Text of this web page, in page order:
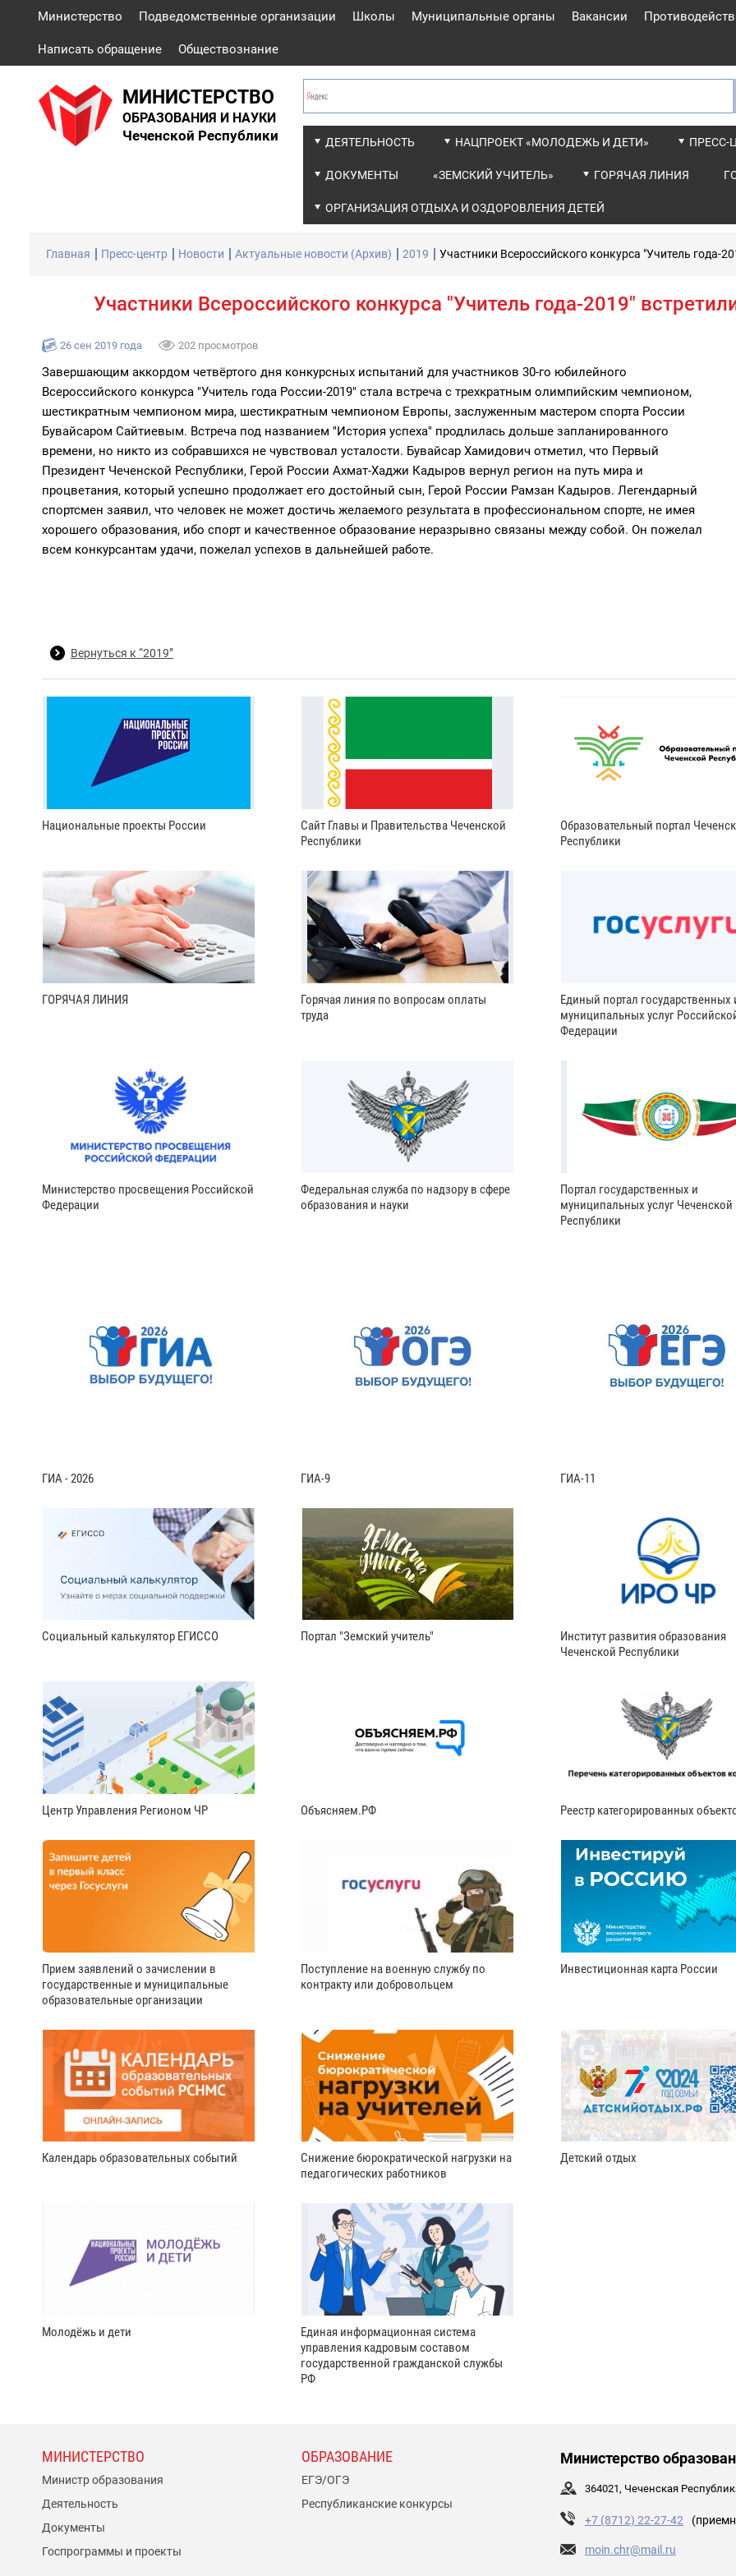
Министерство Подведомственные организации Школы Муниципальные органы Вакансии
Написать обращение Обществознание
МИНИСТЕРСТВО
ОБРАЗОВАНИЯ И НАУКИ
Чеченской Республики ДЕЯТЕЛЬНОСТЬ НАЦПРОЕКТ «МОЛОДЕЖЬ И ДЕТИ» ПРЕСС-
ДОКУМЕНТЫ «ЗЕМСКИЙ УЧИТЕЛЬ» ГОРЯЧАЯ ЛИНИЯ
ОРГАНИЗАЦИЯ ОТДЫХА И ОЗДОРОВЛЕНИЯ ДЕТЕЙ
Главная Пресс-центр Новости Актуальные новости (Архив) 2019 Участники Всероссийского конкурса "Учитель года-
Участники Всероссийского конкурса "Учитель года-2019"
26 сен 2019 года 202 просмотров
Завершающим аккордом четвёртого дня конкурсных испытаний для участников 30-го юбилейного
Всероссийского конкурса "Учитель года России-2019" стала встреча с трехкратным олимпийским чемпионом,
шестикратным чемпионом мира, шестикратным чемпионом Европы, заслуженным мастером спорта России
Бувайсаром Сайтиевым. Встреча под названием "История успеха" продлилась дольше запланированного
времени, но никто из собравшихся не чувствовал усталости. Бувайсар Хамидович отметил, что Первый
Президент Чеченской Республики, Герой России Ахмат-Хаджи Кадыров вернул регион на путь мира и
процветания, который успешно продолжает его достойный сын, Герой России Рамзан Кадыров. Легендарный
спортсмен заявил, что человек не может достичь желаемого результата в профессиональном спорте, не имея
хорошего образования, ибо спорт и качественное образование неразрывно связаны между собой. Он пожелал
всем конкурсантам удачи, пожелал успехов в дальнейшей работе.
Вернуться к “2019”
Национальные проекты России
Сайт Главы и Правительства Чеченской
Республики
Образовательный портал
Республики
ГОРЯЧАЯ ЛИНИЯ
Горячая линия по вопросам оплаты
труда
Единый портал государственных
муниципальных услуг
Федерации
Министерство просвещения Российской
Федерации
Федеральная служба по надзору в сфере
образования и науки
Портал государственных и
муниципальных услуг Чеченской
Республики
ГИА - 2026 ГИА-9 ГИА-11
Социальный калькулятор ЕГИССО Портал "Земский учитель"
Институт развития образования
Чеченской Республики
Центр Управления Регионом ЧР Объясняем.РФ Реестр категорированных
Прием заявлений о зачислении в
государственные и муниципальные
образовательные организации
Поступление на военную службу по
контракту или добровольцем
Инвестиционная карта России
Календарь образовательных событий
Снижение бюрократической нагрузки на
педагогических работников
Детский отдых
Молодёжь и дети
Единая информационная система
управления кадровым составом
государственной гражданской службы
РФ
МИНИСТЕРСТВО
Министр образования
Деятельность
Документы
Госпрограммы и проекты
ОБРАЗОВАНИЕ
ЕГЭ/ОГЭ
Республиканские конкурсы
Министерство
364021, Чеченская
+7 (8712) 22-27-42
moin.chr@mail.ru